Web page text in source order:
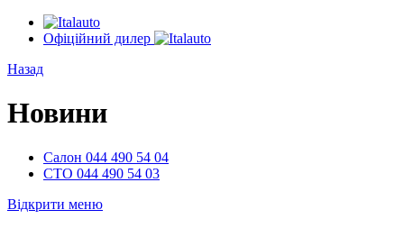
Офіційний дилер
Назад
Новини
Салон 044 490 54 04
СТО 044 490 54 03
Відкрити меню